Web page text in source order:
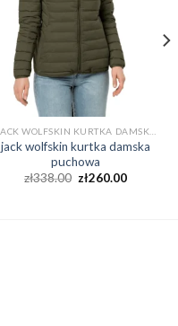
jack wolfskin kurtka damska
puchowa
zł338.00 zł260.00